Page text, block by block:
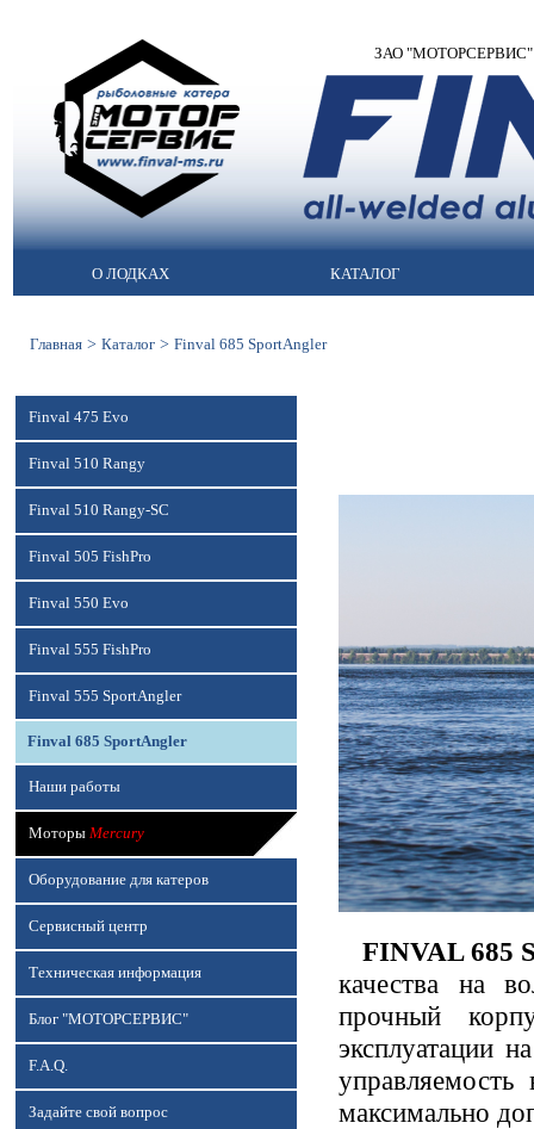
ЗАО "МОТОРСЕРВИС" |
О ЛОДКАХ КАТАЛОГ
Главная > Каталог > Finval 685 SportAngler
Finval 475 Evo
Finval 510 Rangy
Finval 510 Rangy-SC
Finval 505 FishPro
Finval 550 Evo
Finval 555 FishPro
Finval 555 SportAngler
Finval 685 SportAngler
Наши работы
Моторы Mercury
Оборудование для катеров
Сервисный центр
Техническая информация
Блог "МОТОРСЕРВИС"
F.A.Q.
Задайте свой вопрос
FINVAL 685
качества на
прочный
эксплуатации
максимально